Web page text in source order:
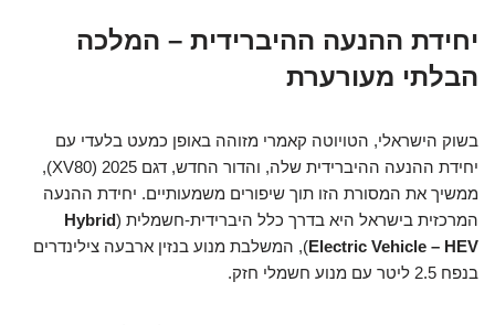
יחידת ההנעה ההיברידית – המלכה
הבלתי מעורערת
בשוק הישראלי, הטויוטה קאמרי מזוהה באופן כמעט בלעדי עם
יחידת ההנעה ההיברידית שלה, והדור החדש, דגם 2025 (XV80),
ממשיך את המסורת הזו תוך שיפורים משמעותיים. יחידת ההנעה
המרכזית בישראל היא בדרך כלל היברידית-חשמלית (Hybrid
Electric Vehicle – HEV), המשלבת מנוע בנזין ארבעה צילינדרים
בנפח 2.5 ליטר עם מנוע חשמלי חזק.